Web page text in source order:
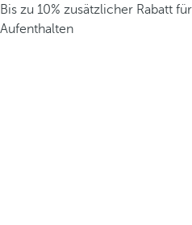
Bis zu 10% zusätzlicher Rabatt
Aufenthalten